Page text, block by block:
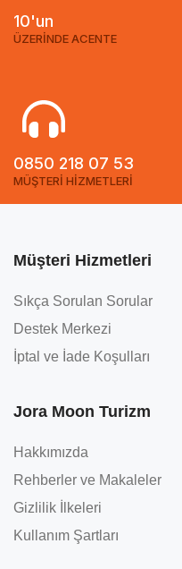
10'un
ÜZERİNDE ACENTE
0850 218 07 53
MÜŞTERİ HİZMETLERİ
Müşteri Hizmetleri
Sıkça Sorulan Sorular
Destek Merkezi
İptal ve İade Koşulları
Jora Moon Turizm
Hakkımızda
Rehberler ve Makaleler
Gizlilik İlkeleri
Kullanım Şartları